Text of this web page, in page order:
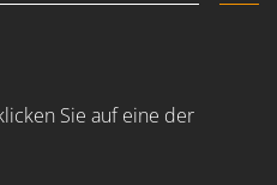
Sie auf eine der